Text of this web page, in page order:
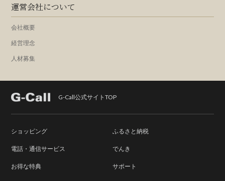
運営会社について
会社概要
経営理念
人材募集
G-Call公式サイトTOP
ショッピング ふるさと納税
電話・通信サービス でんき
お得な特典 サポート